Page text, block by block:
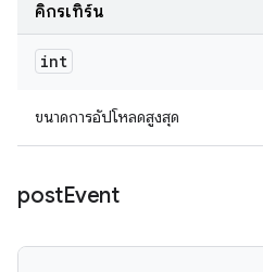
คิกรีเทิร์น
int
ขนาดการอัปโหลดสูงสุด
postEvent